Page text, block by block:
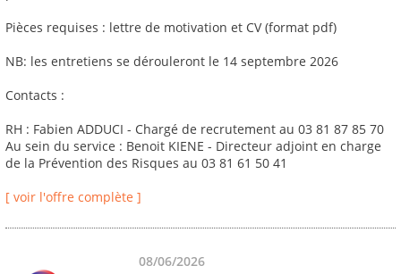
Pièces requises : lettre de motivation et CV (format pdf)
NB: les entretiens se dérouleront le 14 septembre 2026
Contacts :
RH : Fabien ADDUCI - Chargé de recrutement au 03 81 87 85 70
Au sein du service : Benoit KIENE - Directeur adjoint en charge
de la Prévention des Risques au 03 81 61 50 41
[ voir l'offre complète ]
08/06/2026